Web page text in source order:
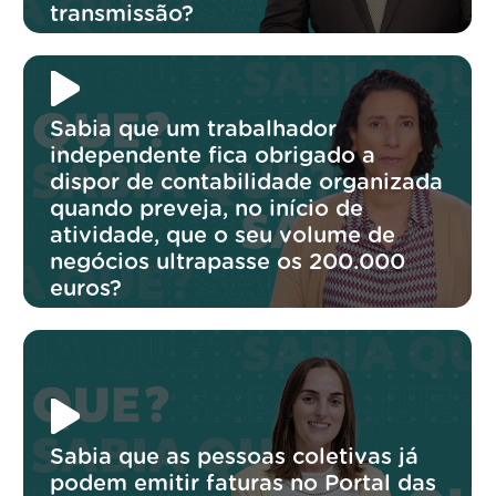
transmissão?
Sabia que um trabalhador
independente fica obrigado a
dispor de contabilidade organizada
quando preveja, no início de
atividade, que o seu volume de
negócios ultrapasse os 200.000
euros?
Sabia que as pessoas coletivas já
podem emitir faturas no Portal das